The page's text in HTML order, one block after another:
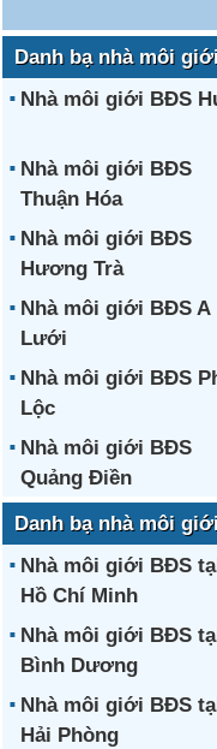
Danh bạ nhà môi
Nhà môi giới BĐS
Nhà môi giới BĐS
Thuận Hóa
Nhà môi giới BĐS
Hương Trà
Nhà môi giới BĐS A
Lưới
Nhà môi giới BĐS
Lộc
Nhà môi giới BĐS
Quảng Điền
Danh bạ nhà môi
Nhà môi giới BĐS
Hồ Chí Minh
Nhà môi giới BĐS
Bình Dương
Nhà môi giới BĐS
Hải Phòng